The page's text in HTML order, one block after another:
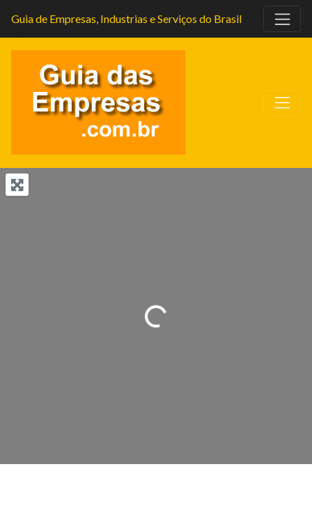
Guia de Empresas, Industrias e Serviços do Brasil
Carregando...